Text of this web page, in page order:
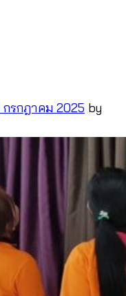
กรกฎาคม 2025 by